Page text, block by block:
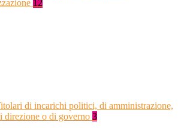
12
di incarichi politici, di amministrazione,
direzione o di governo 3